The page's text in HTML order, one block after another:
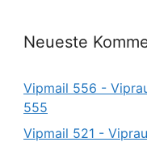
Neueste
Vipmail 556 -
555
Vipmail 521 -